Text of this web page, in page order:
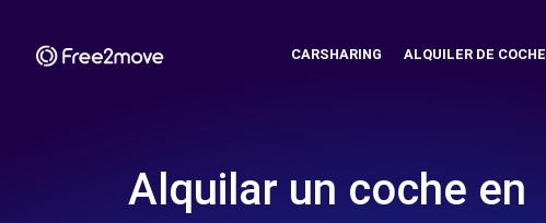
CARSHARING ALQUILER DE COCHE
Alquilar un coche en